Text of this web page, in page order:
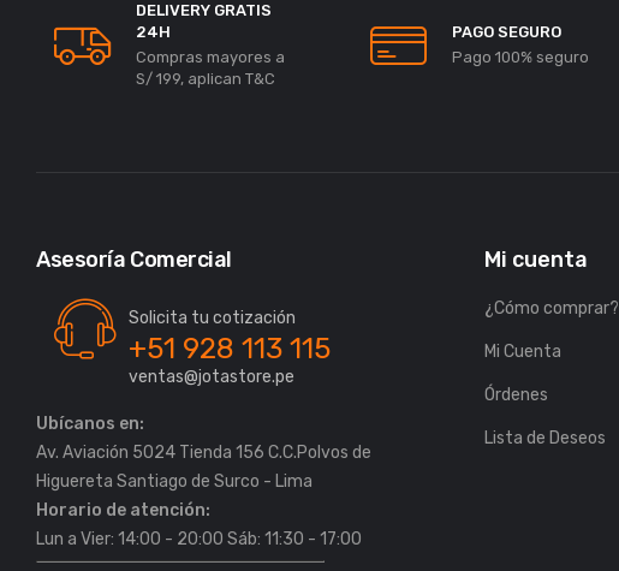
DELIVERY GRATIS
24H
Compras mayores a
S/ 199, aplican T&C
PAGO SEGURO
Pago 100% seguro
Asesoría Comercial
Solicita tu cotización
+51 928 113 115
ventas@jotastore.pe
Ubícanos en:
Av. Aviación 5024 Tienda 156 C.C.Polvos de
Horario de atención:
Lun a Vier: 14:00 - 20:00 Sáb: 11:30 - 17:00
Mi cuenta
¿Cómo comprar?
Mi Cuenta
Órdenes
Lista de Deseos